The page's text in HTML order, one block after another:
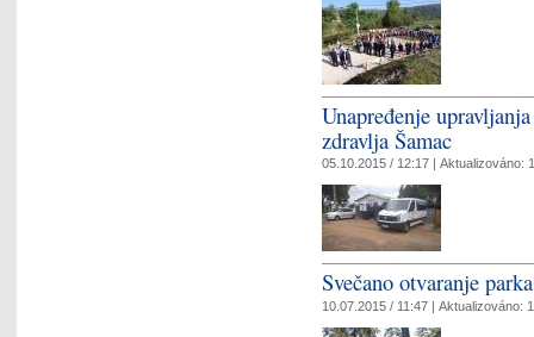
Unapređenje
zdravlja Šamac
05.10.2015 / 12:17 | Aktualizováno:
Svečano otvaranje
10.07.2015 / 11:47 | Aktualizováno: